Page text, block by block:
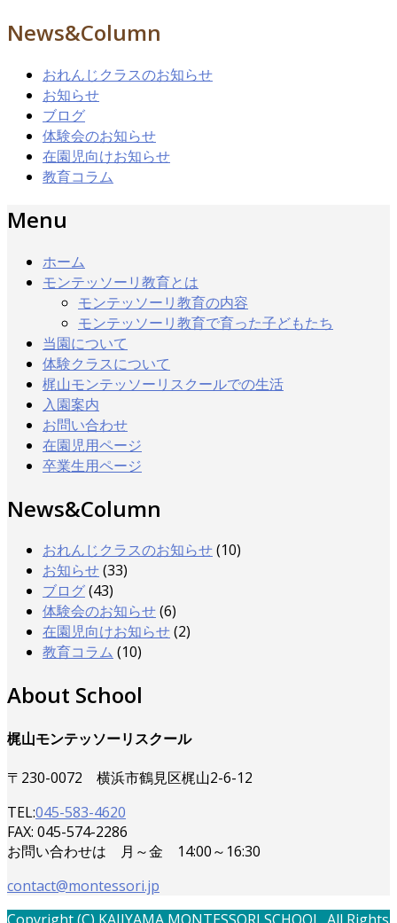
News&Column
おれんじクラスのお知らせ
お知らせ
ブログ
体験会のお知らせ
在園児向けお知らせ
教育コラム
Menu
ホーム
モンテッソーリ教育とは
モンテッソーリ教育の内容
モンテッソーリ教育で育った子どもたち
当園について
体験クラスについて
梶山モンテッソーリスクールでの生活
入園案内
お問い合わせ
在園児用ページ
卒業生用ページ
News&Column
おれんじクラスのお知らせ(10)
お知らせ(33)
ブログ(43)
体験会のお知らせ(6)
在園児向けお知らせ(2)
教育コラム (10)
About School
梶山モンテッソーリスクール
〒230-0072 横浜市鶴見区梶山2-6-12
TEL:045-583-4620
FAX: 045-574-2286
お問い合わせは 月～金 14:00～16:30
contact@montessori.jp